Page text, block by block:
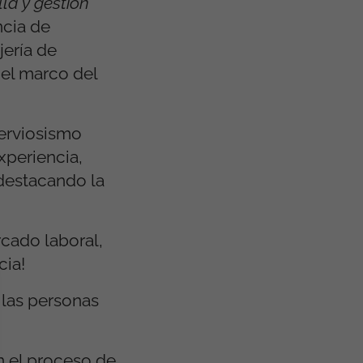
de
de
marco del
la
laboral,
personas